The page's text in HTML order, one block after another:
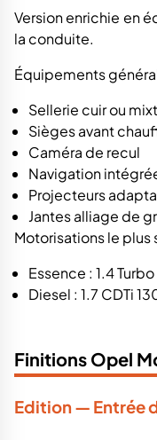
Version enrichie en
la conduite.
Équipements
Sellerie cuir ou
Sièges avant
Caméra de recul
Navigation
Projecteurs
Jantes alliage de
Motorisations le plus
Essence : 1.4
Diesel : 1.7 CDTi
Finitions Opel
Edition — Entrée